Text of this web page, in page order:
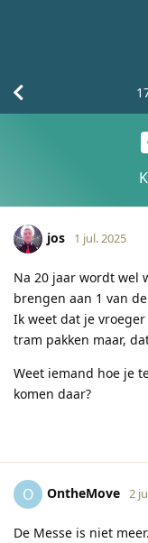
jos 1 jul. 2025
Na 20 jaar wordt wel
brengen aan 1 van
Ik weet dat je
tram pakken maar,
Weet iemand hoe je
komen daar?
O OntheMove 2
De Messe is niet meer.